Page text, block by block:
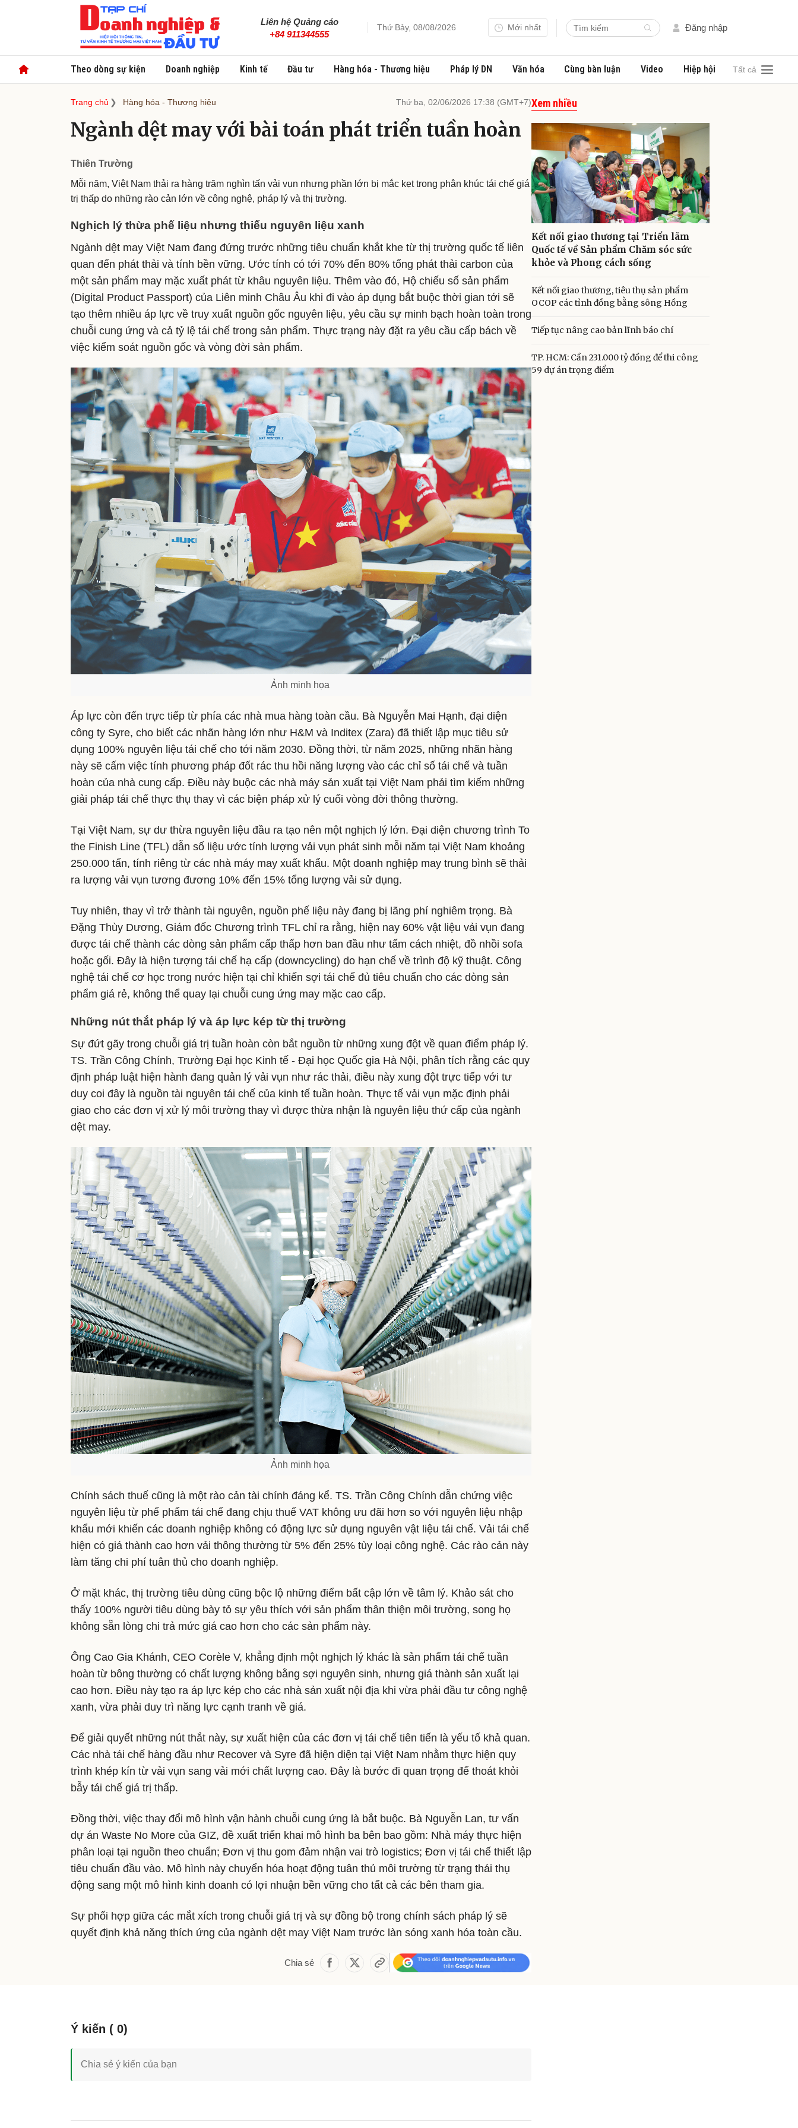
Liên hệ Quảng cáo
+84 911344555
Thứ Bảy, 08/08/2026 Mới nhất Đăng nhập
Theo dòng sự kiện Doanh nghiệp Kinh tế Đầu tư Hàng hóa - Thương hiệu Pháp lý DN Văn hóa Cùng bàn luận Video Hiệp hội Tất cả
Trang chủ Hàng hóa - Thương hiệu Thứ ba, 02/06/2026 17:38 (GMT+7)
Ngành dệt may với bài toán phát triển tuần hoàn
Thiên Trường
Mỗi năm, Việt Nam thải ra hàng trăm nghìn tấn vải vụn nhưng phần lớn bị mắc kẹt trong phân khúc tái chế giá
trị thấp do những rào cản lớn về công nghệ, pháp lý và thị trường.
Nghịch lý thừa phế liệu nhưng thiếu nguyên liệu xanh
Ngành dệt may Việt Nam đang đứng trước những tiêu chuẩn khắt khe từ thị trường quốc tế liên
quan đến phát thải và tính bền vững. Ước tính có tới 70% đến 80% tổng phát thải carbon của
một sản phẩm may mặc xuất phát từ khâu nguyên liệu. Thêm vào đó, Hộ chiếu số sản phẩm
(Digital Product Passport) của Liên minh Châu Âu khi đi vào áp dụng bắt buộc thời gian tới sẽ
tạo thêm nhiều áp lực về truy xuất nguồn gốc nguyên liệu, yêu cầu sự minh bạch hoàn toàn trong
chuỗi cung ứng và cả tỷ lệ tái chế trong sản phẩm. Thực trạng này đặt ra yêu cầu cấp bách về
việc kiểm soát nguồn gốc và vòng đời sản phẩm.
Ảnh minh họa
Áp lực còn đến trực tiếp từ phía các nhà mua hàng toàn cầu. Bà Nguyễn Mai Hạnh, đại diện
công ty Syre, cho biết các nhãn hàng lớn như H&M và Inditex (Zara) đã thiết lập mục tiêu sử
dụng 100% nguyên liệu tái chế cho tới năm 2030. Đồng thời, từ năm 2025, những nhãn hàng
này sẽ cấm việc tính phương pháp đốt rác thu hồi năng lượng vào các chỉ số tái chế và tuần
hoàn của nhà cung cấp. Điều này buộc các nhà máy sản xuất tại Việt Nam phải tìm kiếm những
giải pháp tái chế thực thụ thay vì các biện pháp xử lý cuối vòng đời thông thường.
Tại Việt Nam, sự dư thừa nguyên liệu đầu ra tạo nên một nghịch lý lớn. Đại diện chương trình To
the Finish Line (TFL) dẫn số liệu ước tính lượng vải vụn phát sinh mỗi năm tại Việt Nam khoảng
250.000 tấn, tính riêng từ các nhà máy may xuất khẩu. Một doanh nghiệp may trung bình sẽ thải
ra lượng vải vụn tương đương 10% đến 15% tổng lượng vải sử dụng.
Tuy nhiên, thay vì trở thành tài nguyên, nguồn phế liệu này đang bị lãng phí nghiêm trọng. Bà
Đặng Thùy Dương, Giám đốc Chương trình TFL chỉ ra rằng, hiện nay 60% vật liệu vải vụn đang
được tái chế thành các dòng sản phẩm cấp thấp hơn ban đầu như tấm cách nhiệt, đồ nhồi sofa
hoặc gối. Đây là hiện tượng tái chế hạ cấp (downcycling) do hạn chế về trình độ kỹ thuật. Công
nghệ tái chế cơ học trong nước hiện tại chỉ khiến sợi tái chế đủ tiêu chuẩn cho các dòng sản
phẩm giá rẻ, không thể quay lại chuỗi cung ứng may mặc cao cấp.
Những nút thắt pháp lý và áp lực kép từ thị trường
Sự đứt gãy trong chuỗi giá trị tuần hoàn còn bắt nguồn từ những xung đột về quan điểm pháp lý.
TS. Trần Công Chính, Trường Đại học Kinh tế - Đại học Quốc gia Hà Nội, phân tích rằng các quy
định pháp luật hiện hành đang quản lý vải vụn như rác thải, điều này xung đột trực tiếp với tư
duy coi đây là nguồn tài nguyên tái chế của kinh tế tuần hoàn. Thực tế vải vụn mặc định phải
giao cho các đơn vị xử lý môi trường thay vì được thừa nhận là nguyên liệu thứ cấp của ngành
dệt may.
Ảnh minh họa
Chính sách thuế cũng là một rào cản tài chính đáng kể. TS. Trần Công Chính dẫn chứng việc
nguyên liệu từ phế phẩm tái chế đang chịu thuế VAT không ưu đãi hơn so với nguyên liệu nhập
khẩu mới khiến các doanh nghiệp không có động lực sử dụng nguyên vật liệu tái chế. Vải tái chế
hiện có giá thành cao hơn vải thông thường từ 5% đến 25% tùy loại công nghệ. Các rào cản này
làm tăng chi phí tuân thủ cho doanh nghiệp.
Ở mặt khác, thị trường tiêu dùng cũng bộc lộ những điểm bất cập lớn về tâm lý. Khảo sát cho
thấy 100% người tiêu dùng bày tỏ sự yêu thích với sản phẩm thân thiện môi trường, song họ
không sẵn lòng chi trả mức giá cao hơn cho các sản phẩm này.
Ông Cao Gia Khánh, CEO Corèle V, khẳng định một nghịch lý khác là sản phẩm tái chế tuần
hoàn từ bông thường có chất lượng không bằng sợi nguyên sinh, nhưng giá thành sản xuất lại
cao hơn. Điều này tạo ra áp lực kép cho các nhà sản xuất nội địa khi vừa phải đầu tư công nghệ
xanh, vừa phải duy trì năng lực cạnh tranh về giá.
Để giải quyết những nút thắt này, sự xuất hiện của các đơn vị tái chế tiên tiến là yếu tố khả quan.
Các nhà tái chế hàng đầu như Recover và Syre đã hiện diện tại Việt Nam nhằm thực hiện quy
trình khép kín từ vải vụn sang vải mới chất lượng cao. Đây là bước đi quan trọng để thoát khỏi
bẫy tái chế giá trị thấp.
Đồng thời, việc thay đổi mô hình vận hành chuỗi cung ứng là bắt buộc. Bà Nguyễn Lan, tư vấn
dự án Waste No More của GIZ, đề xuất triển khai mô hình ba bên bao gồm: Nhà máy thực hiện
phân loại tại nguồn theo chuẩn; Đơn vị thu gom đảm nhận vai trò logistics; Đơn vị tái chế thiết lập
tiêu chuẩn đầu vào. Mô hình này chuyển hóa hoạt động tuân thủ môi trường từ trạng thái thụ
động sang một mô hình kinh doanh có lợi nhuận bền vững cho tất cả các bên tham gia.
Sự phối hợp giữa các mắt xích trong chuỗi giá trị và sự đồng bộ trong chính sách pháp lý sẽ
quyết định khả năng thích ứng của ngành dệt may Việt Nam trước làn sóng xanh hóa toàn cầu.
Chia sẻ
Xem nhiều
Kết nối giao thương tại Triển lãm
Quốc tế về Sản phẩm Chăm sóc sức
khỏe và Phong cách sống
Kết nối giao thương, tiêu thụ sản phẩm
OCOP các tỉnh đồng bằng sông Hồng
Tiếp tục nâng cao bản lĩnh báo chí
TP. HCM: Cần 231.000 tỷ đồng để thi công
59 dự án trọng điểm